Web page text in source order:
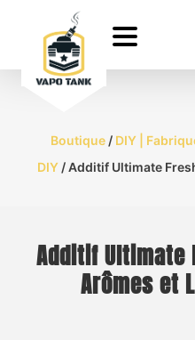
Boutique/ DIY |
DIY/ Additif Ultimate
Additif Ultimate
Arômes et